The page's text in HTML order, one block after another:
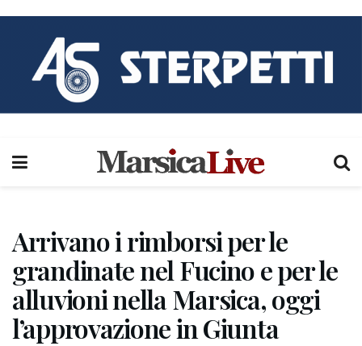
Arrivano i rimborsi per le
grandinate nel Fucino e per le
alluvioni nella Marsica, oggi
l’approvazione in Giunta